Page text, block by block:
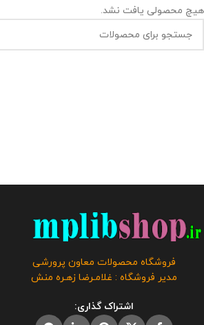
هیچ محصولی یافت نشد.
فروشگاه محصولات معاون پرورشی
مدیر فروشگاه : غلامـرضا زهـره منش
اشتراک گذاری: